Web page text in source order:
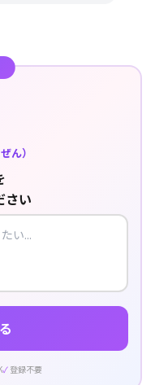
ん）
さい
登録不要